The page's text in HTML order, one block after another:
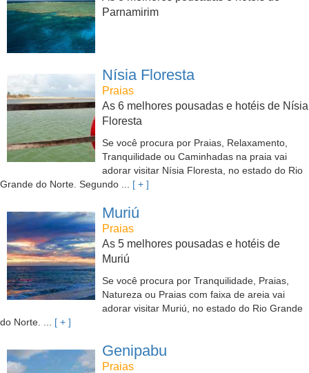
Parnamirim
Nísia Floresta
Praias
As 6 melhores pousadas e hotéis de Nísia
Floresta
Se você procura por Praias, Relaxamento,
Tranquilidade ou Caminhadas na praia vai
adorar visitar Nísia Floresta, no estado do Rio
Grande do Norte. Segundo ... [ + ]
Muriú
Praias
As 5 melhores pousadas e hotéis de
Muriú
Se você procura por Tranquilidade, Praias,
Natureza ou Praias com faixa de areia vai
adorar visitar Muriú, no estado do Rio Grande
do Norte. ... [ + ]
Genipabu
Praias